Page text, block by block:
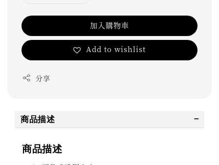
加入購物車
Add to wishlist
分享
商品描述
商品描述